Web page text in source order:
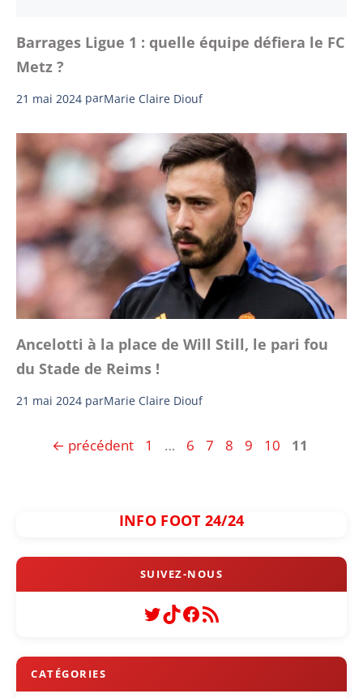
Barrages Ligue 1 : quelle équipe défiera le FC
Metz ?
21 mai 2024 parMarie Claire Diouf
Ancelotti à la place de Will Still, le pari fou
du Stade de Reims !
21 mai 2024 parMarie Claire Diouf
← précédent Page
1 … Page
6 Page
7 Page
8 Page
9 Page
10 Page
11
INFO FOOT 24/24
Twitter
TikTok
Facebook
Flux RSS